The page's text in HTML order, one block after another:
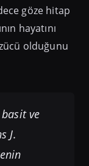
göze hitap
hayatını
olduğunu
ve
J.